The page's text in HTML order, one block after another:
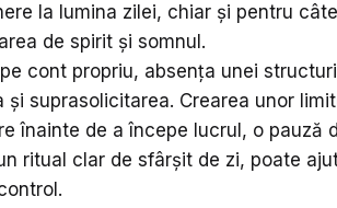
la lumina zilei, chiar și pentru
de spirit și somnul.
cont propriu, absența unei
suprasolicitarea. Crearea unor
înainte de a începe lucrul, o pauză
ritual clar de sfârșit de zi, poate